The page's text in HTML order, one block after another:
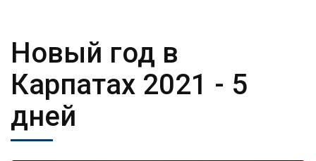
Новый год в
Карпатах 2021 - 5
дней